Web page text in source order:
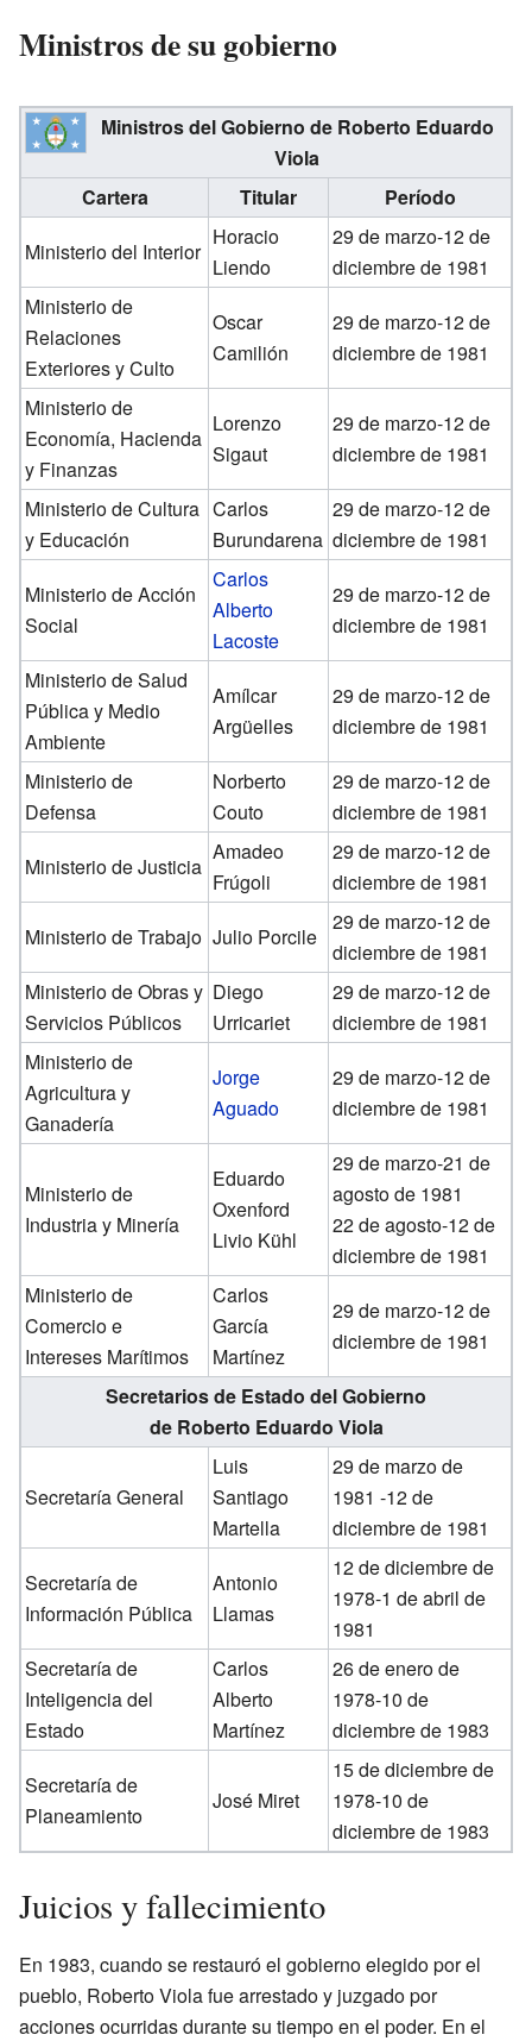
Ministros de su gobierno
Ministros del Gobierno de Roberto Eduardo
Viola
Cartera
Titular
Período
Ministerio del Interior
Horacio
Liendo
29 de marzo-12 de
diciembre de 1981
Ministerio de
Relaciones
Exteriores y Culto
Oscar
Camilión
29 de marzo-12 de
diciembre de 1981
Ministerio de
Economía, Hacienda
y Finanzas
Lorenzo
Sigaut
29 de marzo-12 de
diciembre de 1981
Ministerio de Cultura
y Educación
Carlos
Burundarena
29 de marzo-12 de
diciembre de 1981
Ministerio de Acción
Social
Carlos
Alberto
Lacoste
29 de marzo-12 de
diciembre de 1981
Ministerio de Salud
Pública y Medio
Ambiente
Amílcar
Argüelles
29 de marzo-12 de
diciembre de 1981
Ministerio de
Defensa
Norberto
Couto
29 de marzo-12 de
diciembre de 1981
Ministerio de Justicia
Amadeo
Frúgoli
29 de marzo-12 de
diciembre de 1981
Ministerio de Trabajo Julio Porcile
29 de marzo-12 de
diciembre de 1981
Ministerio de Obras y
Servicios Públicos
Diego
Urricariet
29 de marzo-12 de
diciembre de 1981
Ministerio de
Agricultura y
Ganadería
Jorge
Aguado
29 de marzo-12 de
diciembre de 1981
Ministerio de
Industria y Minería
Eduardo
Oxenford
Livio Kühl
29 de marzo-21 de
agosto de 1981
22 de agosto-12 de
diciembre de 1981
Ministerio de
Comercio e
Intereses Marítimos
Carlos
García
Martínez
29 de marzo-12 de
diciembre de 1981
Secretarios de Estado del Gobierno
de Roberto Eduardo Viola
Secretaría General
Luis
Santiago
Martella
29 de marzo de
1981 -12 de
diciembre de 1981
Secretaría de
Información Pública
Antonio
Llamas
12 de diciembre de
1978-1 de abril de
1981
Secretaría de
Inteligencia del
Estado
Carlos
Alberto
Martínez
26 de enero de
1978-10 de
diciembre de 1983
Secretaría de
Planeamiento
José Miret
15 de diciembre de
1978-10 de
diciembre de 1983
Juicios y fallecimiento
En 1983, cuando se restauró el gobierno elegido por el
pueblo, Roberto Viola fue arrestado y juzgado por
acciones ocurridas durante su tiempo en el poder. En el